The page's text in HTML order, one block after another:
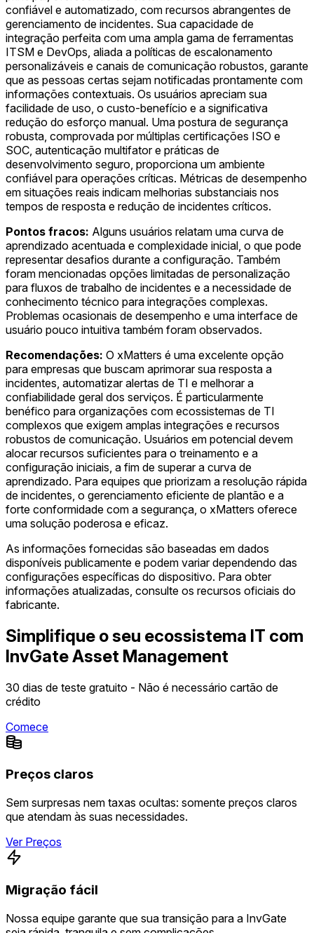
confiável e automatizado, com recursos abrangentes de
gerenciamento de incidentes. Sua capacidade de
integração perfeita com uma ampla gama de ferramentas
ITSM e DevOps, aliada a políticas de escalonamento
personalizáveis e canais de comunicação robustos, garante
que as pessoas certas sejam notificadas prontamente com
informações contextuais. Os usuários apreciam sua
facilidade de uso, o custo-benefício e a significativa
redução do esforço manual. Uma postura de segurança
robusta, comprovada por múltiplas certificações ISO e
SOC, autenticação multifator e práticas de
desenvolvimento seguro, proporciona um ambiente
confiável para operações críticas. Métricas de desempenho
em situações reais indicam melhorias substanciais nos
tempos de resposta e redução de incidentes críticos.
Pontos fracos: Alguns usuários relatam uma curva de
aprendizado acentuada e complexidade inicial, o que pode
representar desafios durante a configuração. Também
foram mencionadas opções limitadas de personalização
para fluxos de trabalho de incidentes e a necessidade de
conhecimento técnico para integrações complexas.
Problemas ocasionais de desempenho e uma interface de
usuário pouco intuitiva também foram observados.
Recomendações: O xMatters é uma excelente opção
para empresas que buscam aprimorar sua resposta a
incidentes, automatizar alertas de TI e melhorar a
confiabilidade geral dos serviços. É particularmente
benéfico para organizações com ecossistemas de TI
complexos que exigem amplas integrações e recursos
robustos de comunicação. Usuários em potencial devem
alocar recursos suficientes para o treinamento e a
configuração iniciais, a fim de superar a curva de
aprendizado. Para equipes que priorizam a resolução rápida
de incidentes, o gerenciamento eficiente de plantão e a
forte conformidade com a segurança, o xMatters oferece
uma solução poderosa e eficaz.
As informações fornecidas são baseadas em dados
disponíveis publicamente e podem variar dependendo das
configurações específicas do dispositivo. Para obter
informações atualizadas, consulte os recursos oficiais do
fabricante.
Simplifique o seu ecossistema IT com
InvGate Asset Management
30 dias de teste gratuito - Não é necessário cartão de
crédito
Comece
Preços claros
Sem surpresas nem taxas ocultas: somente preços claros
que atendam às suas necessidades.
Ver Preços
Migração fácil
Nossa equipe garante que sua transição para a InvGate